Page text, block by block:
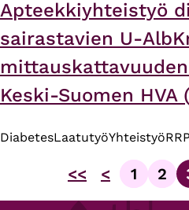
Apteekkiyhteistyö
sairastavien U-
Keski-Suomen HVA
DiabetesLaatutyöYhteistyöRRP
<< <
Sivu
1 2